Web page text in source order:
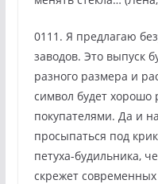
0111. Я предлагаю
заводов. Это выпуск
разного размера и
символ будет хорошо
покупателями. Да и
просыпаться под
петуха-будильника,
скрежет